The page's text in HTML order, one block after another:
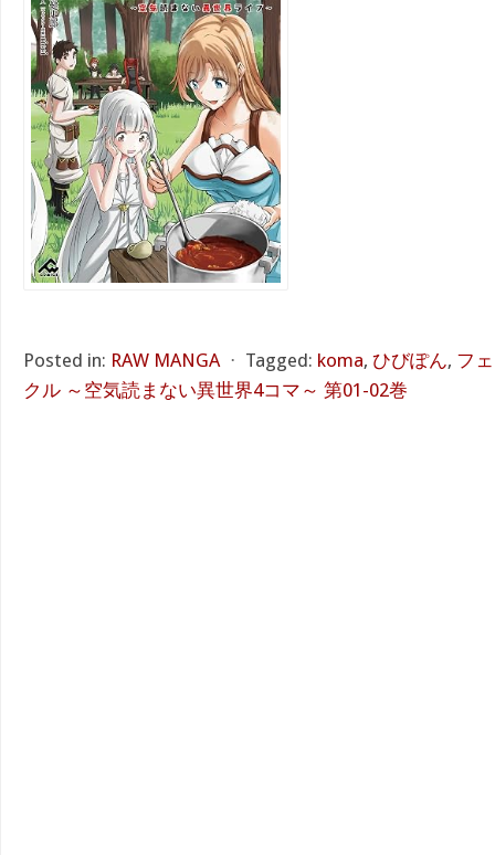
Posted in: RAW MANGA ⋅ Tagged: koma, ひびぽん, フ
クル ～空気読まない異世界4コマ～ 第01-02巻